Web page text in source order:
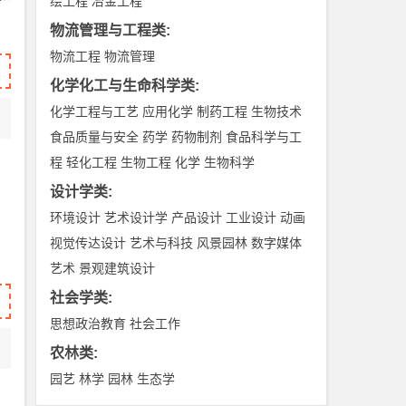
物流管理与工程类:
物流工程 物流管理
化学化工与生命科学类:
化学工程与工艺 应用化学 制药工程 生物技术
食品质量与安全 药学 药物制剂 食品科学与工
程 轻化工程 生物工程 化学 生物科学
设计学类:
环境设计 艺术设计学 产品设计 工业设计 动画
视觉传达设计 艺术与科技 风景园林 数字媒体
艺术 景观建筑设计
社会学类:
思想政治教育 社会工作
农林类:
园艺 林学 园林 生态学